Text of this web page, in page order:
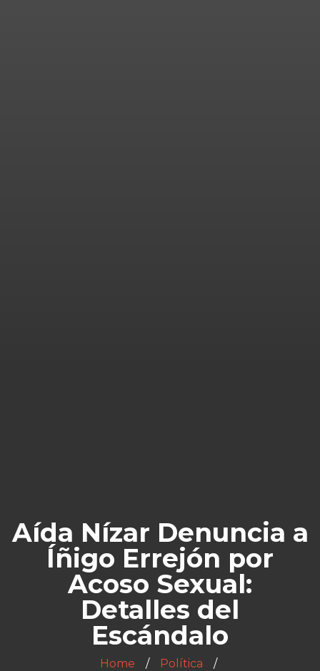
Aída Nízar Denuncia a
Íñigo Errejón por
Acoso Sexual:
Detalles del
Escándalo
Home
Política